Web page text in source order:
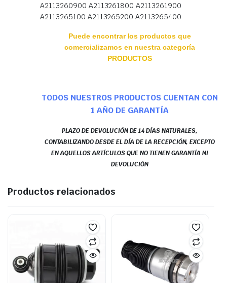
A2113260900 A2113261800 A2113261900
A2113265100 A2113265200 A2113265400
Puede encontrar los productos que
comercializamos en nuestra categoría
PRODUCTOS
TODOS NUESTROS PRODUCTOS CUENTAN CON
1 AÑO DE GARANTÍA
PLAZO DE DEVOLUCIÓN DE 14 DÍAS NATURALES,
CONTABILIZANDO DESDE EL DÍA DE LA RECEPCIÓN, EXCEPTO
EN AQUELLOS ARTÍCULOS QUE NO TIENEN GARANTÍA NI
DEVOLUCIÓN
Productos relacionados